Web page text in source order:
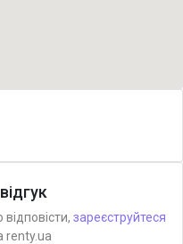
зареєструйтеся
renty.ua